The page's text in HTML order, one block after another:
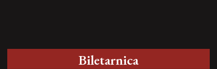
Biletarnica